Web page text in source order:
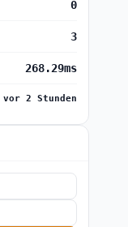
0
3
268.29ms
vor 2 Stunden